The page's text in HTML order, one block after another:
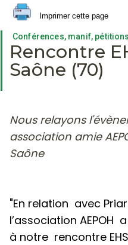
Imprimer cette page
Conférences, manif, pétitions
Rencontre
Saône (70)
Nous relayons
association amie
Saône
"En relation avec
l’association AEPOH
à notre rencontre